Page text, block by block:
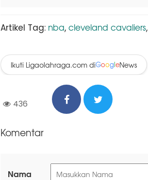
Artikel Tag: nba, cleveland cavaliers,
Ikuti Ligaolahraga.com diGoogleNews
436
Komentar
Nama